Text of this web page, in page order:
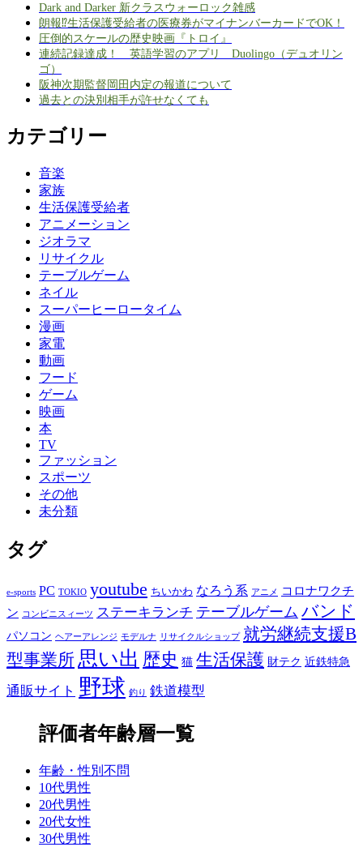
Dark and Darker 新クラスウォーロック雑感
朗報⁉生活保護受給者の医療券がマイナンバーカードでOK！
圧倒的スケールの歴史映画『トロイ』
連続記録達成！ 英語学習のアプリ Duolingo（デュオリン
ゴ）
阪神次期監督岡田内定の報道について
過去との決別相手が許せなくても
カテゴリー
音楽
家族
生活保護受給者
アニメーション
ジオラマ
リサイクル
テーブルゲーム
ネイル
スーパーヒーロータイム
漫画
家電
動画
フード
ゲーム
映画
本
TV
ファッション
スポーツ
その他
未分類
タグ
e-sports PC TOKIO youtube ちいかわ なろう系 アニメ
コロナワクチ
ン
コンビニスィーツ ステーキランチ テーブルゲーム バンド
パソコン ヘアーアレンジ モデルナ リサイクルショップ 就労継続支援B
型事業所 思い出 歴史 猫 生活保護 財テク 近鉄特急
通販サイト 野球 釣り 鉄道模型
評価者年齢層一覧
年齢・性別不問
10代男性
20代男性
20代女性
30代男性